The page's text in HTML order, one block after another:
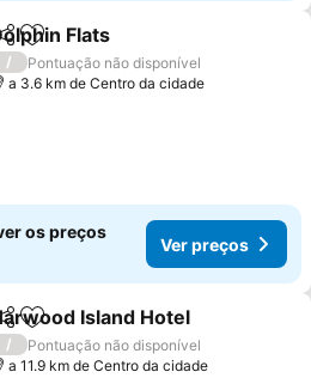
Adicionar aos favoritos
Flats
/
Pontuação não disponível
a 3.6 km de Centro da cidade
os preços
Ver preços
Adicionar aos favoritos
Island Hotel
/
Pontuação não disponível
a 11.9 km de Centro da cidade